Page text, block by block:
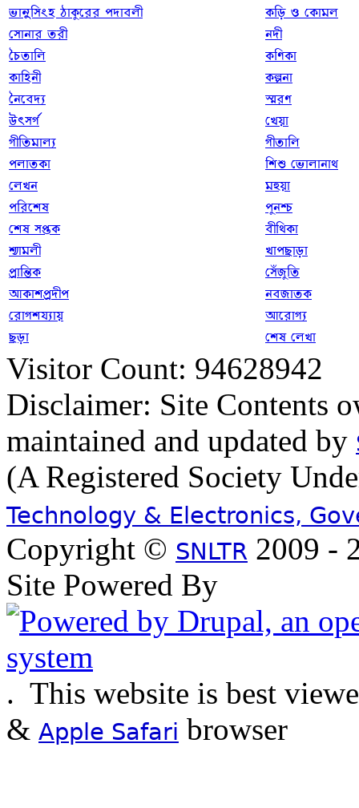
ভানুসিংহ ঠাকুরের পদাবলী
কড়ি ও কোমল
সোনার তরী
নদী
চৈতালি
কণিকা
কাহিনী
কল্পনা
নৈবেদ্য
স্মরণ
উৎসর্গ
খেয়া
গীতিমাল্য
গীতালি
পলাতকা
শিশু ভোলানাথ
লেখন
মহুয়া
পরিশেষ
পুনশ্চ
শেষ সপ্তক
বীথিকা
শ্যামলী
খাপছাড়া
প্রান্তিক
সেঁজুতি
আকাশপ্রদীপ
নবজাতক
রোগশয্যায়
আরোগ্য
ছড়া
শেষ লেখা
Visitor Count: 94628942
Disclaimer: Site Contents
maintained and updated by
(A Registered Society
Technology & Electronics,
Copyright © SNLTR 2009 -
Site Powered By
. This website is best
& Apple Safari browser